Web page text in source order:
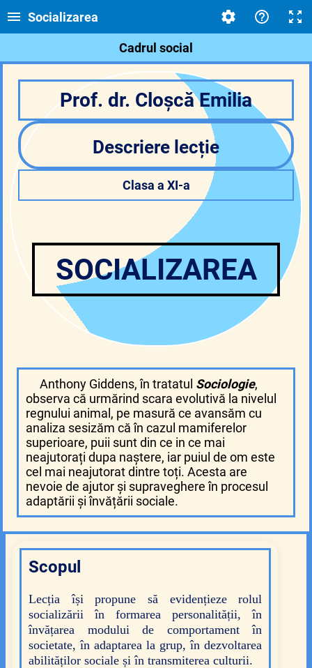
Socializarea
Cadrul social
Prof. dr. Cloșcă Emilia
Descriere lecție
Clasa a XI-a
SOCIALIZAREA
Anthony Giddens, în tratatul Sociologie,
observa că urmărind scara evolutivă la nivelul
regnului animal, pe masură ce avansăm cu
analiza sesizăm că în cazul mamiferelor
superioare, puii sunt din ce in ce mai
neajutorați dupa naștere, iar puiul de om este
cel mai neajutorat dintre toți. Acesta are
nevoie de ajutor și supraveghere în procesul
adaptării și învățării sociale.
Scopul
Lecția își propune să evidențieze rolul
socializării înformarea personalității, în
învățarea modului de comportament în
societate, înadaptarea la grup, îndezvoltarea
abilităților sociale și în transmiterea culturii.